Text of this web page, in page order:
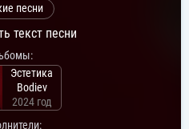
песни
текст песни
Эстетика
Bodiev
2024 год